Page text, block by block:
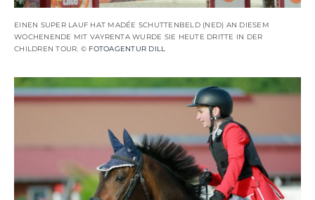
EINEN SUPER LAUF HAT MADÉE SCHUTTENBELD (NED) AN DIESEM
WOCHENENDE MIT VAYRENTA WURDE SIE HEUTE DRITTE IN DER
CHILDREN TOUR. © FOTOAGENTUR DILL